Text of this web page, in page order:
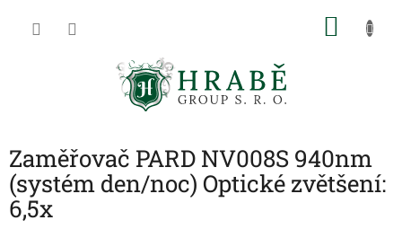
Zaměřovač PARD NV008S 940nm
(systém den/noc) Optické zvětšení:
6,5x